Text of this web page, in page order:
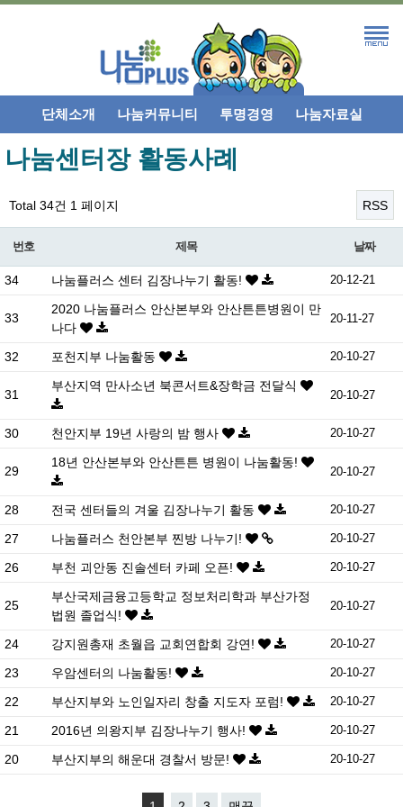
단체소개 나눔커뮤니티 투명경영 나눔자료실
나눔센터장 활동사례
Total 34건 1 페이지 RSS
번호 제목 날짜
34 나눔플러스 센터 김장나누기 활동! 20-12-21
33
2020 나눔플러스 안산본부와 안산튼튼병원이 만
나다
20-11-27
32 포천지부 나눔활동 20-10-27
31
부산지역 만사소년 북콘서트&장학금 전달식
20-10-27
30 천안지부 19년 사랑의 밤 행사 20-10-27
29
18년 안산본부와 안산튼튼 병원이 나눔활동!
20-10-27
28 전국 센터들의 겨울 김장나누기 활동 20-10-27
27 나눔플러스 천안본부 찐방 나누기! 20-10-27
26 부천 괴안동 진솔센터 카페 오픈! 20-10-27
25
부산국제금융고등학교 정보처리학과 부산가정
법원 졸업식!
20-10-27
24 강지원총재 초월읍 교회연합회 강연! 20-10-27
23 우암센터의 나눔활동! 20-10-27
22 부산지부와 노인일자리 창출 지도자 포럼! 20-10-27
21 2016년 의왕지부 김장나누기 행사! 20-10-27
20 부산지부의 해운대 경찰서 방문! 20-10-27